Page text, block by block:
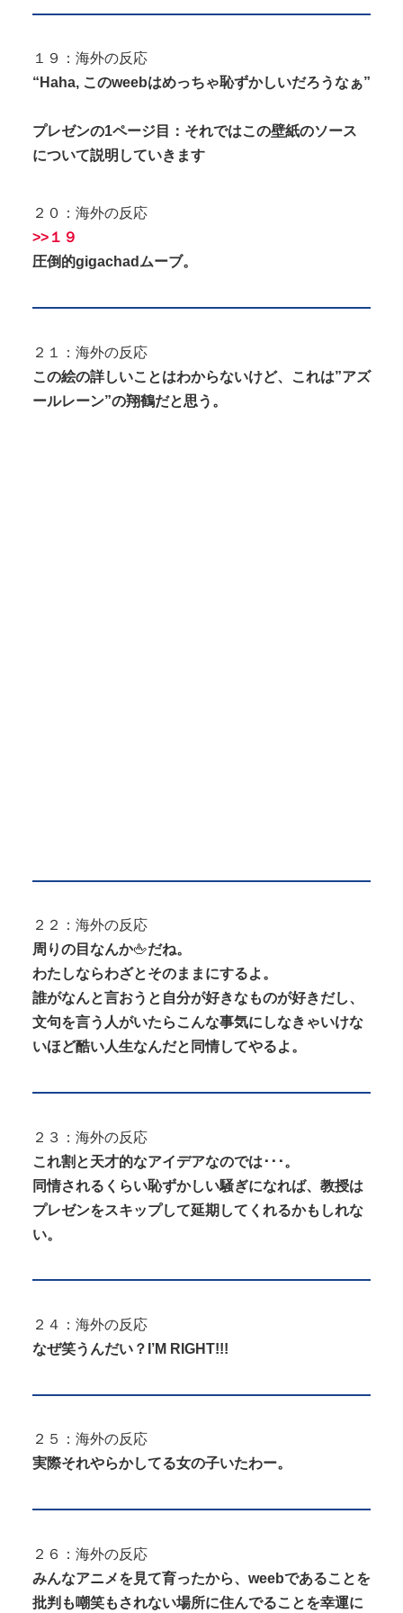
１９：海外の反応
“Haha, このweebはめっちゃ恥ずかしいだろうなぁ”
プレゼンの1ページ目：それではこの壁紙のソース
について説明していきます
２０：海外の反応
>>１９
圧倒的gigachadムーブ。
２１：海外の反応
この絵の詳しいことはわからないけど、これは”アズ
ールレーン”の翔鶴だと思う。
２２：海外の反応
周りの目なんか🖕だね。
わたしならわざとそのままにするよ。
誰がなんと言おうと自分が好きなものが好きだし、
文句を言う人がいたらこんな事気にしなきゃいけな
いほど酷い人生なんだと同情してやるよ。
２３：海外の反応
これ割と天才的なアイデアなのでは･･･。
同情されるくらい恥ずかしい騒ぎになれば、教授は
プレゼンをスキップして延期してくれるかもしれな
い。
２４：海外の反応
なぜ笑うんだい？I’M RIGHT!!!
２５：海外の反応
実際それやらかしてる女の子いたわー。
２６：海外の反応
みんなアニメを見て育ったから、weebであることを
批判も嘲笑もされない場所に住んでることを幸運に